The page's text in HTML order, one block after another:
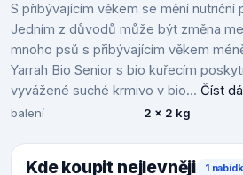
S přibývajícím věkem se mění nutriční
Jedním z důvodů může být změna
mnoho psů s přibývajícím věkem
Yarrah Bio Senior s bio kuřecím
vyvážené suché krmivo v bio... Číst
balení 2 x 2 kg
Kde koupit nejlevněji 1